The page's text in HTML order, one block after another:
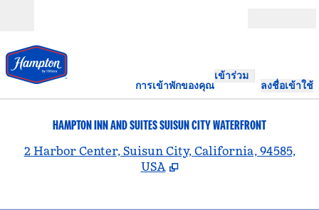
การเข้าพักของคุณ
เข้าร่วม
ลงชื่อเข้าใช้
HAMPTON INN AND SUITES SUISUN CITY WATERFRONT
2 Harbor Center, Suisun City, California, 94585,
USA